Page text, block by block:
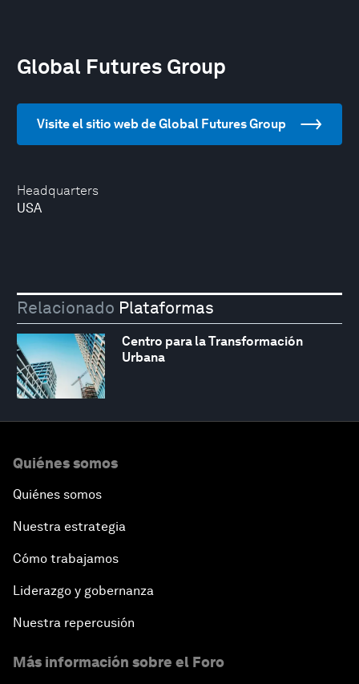
Headquarters
USA
Global Futures Group
Visite el sitio web de Global Futures Group
Relacionado Plataformas
Centro para la Transformación
Urbana
Quiénes somos
Quiénes somos
Nuestra estrategia
Cómo trabajamos
Liderazgo y gobernanza
Nuestra repercusión
Más información sobre el Foro